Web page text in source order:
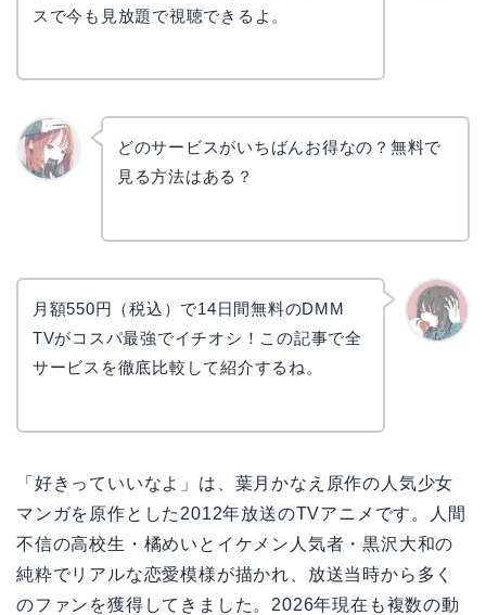
スで今も見放題で視聴できるよ。
どのサービスがいちばんお得なの？無料で
見る方法はある？
月額550円（税込）で14日間無料のDMM
TVがコスパ最強でイチオシ！この記事で全
サービスを徹底比較して紹介するね。
「好きっていいなよ」は、葉月かなえ原作の人気少女
マンガを原作とした2012年放送のTVアニメです。人間
不信の高校生・橘めいとイケメン人気者・黒沢大和の
純粋でリアルな恋愛模様が描かれ、放送当時から多く
のファンを獲得してきました。2026年現在も複数の動